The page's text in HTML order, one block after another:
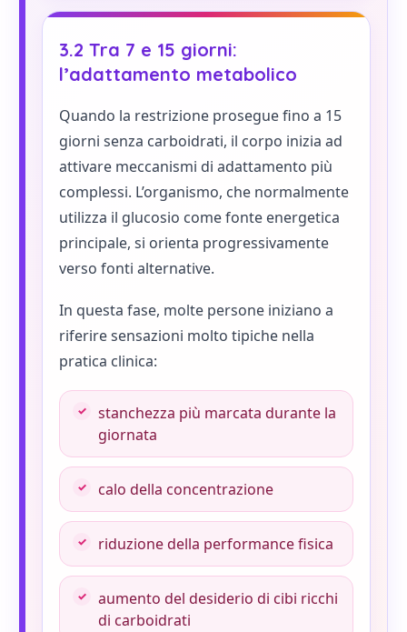
3.2 Tra 7 e 15 giorni:
l’adattamento metabolico
Quando la restrizione prosegue fino a 15
giorni senza carboidrati, il corpo inizia ad
attivare meccanismi di adattamento più
complessi. L’organismo, che normalmente
utilizza il glucosio come fonte energetica
principale, si orienta progressivamente
verso fonti alternative.
In questa fase, molte persone iniziano a
riferire sensazioni molto tipiche nella
pratica clinica:
stanchezza più marcata durante la
giornata
calo della concentrazione
riduzione della performance fisica
aumento del desiderio di cibi ricchi
di carboidrati